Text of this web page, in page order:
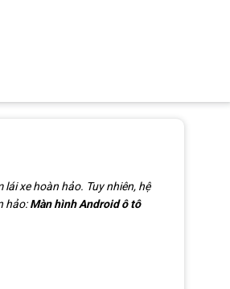
xe hoàn hảo. Tuy nhiên, hệ
hảo:Màn hình Android ô tô